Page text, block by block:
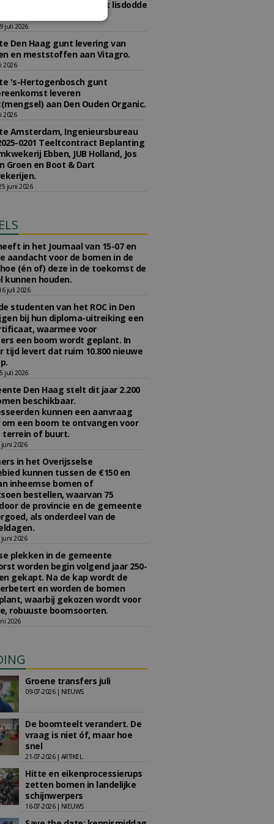
0290 concessie kweek lisdodde
juli 2026
Den Haag gunt levering van
en meststoffen aan Vitagro.
2026
's-Hertogenbosch gunt
leveren
aan Den Ouden Organic.
2026
Amsterdam, Ingenieursbureau
0201 Teeltcontract Beplanting
Ebben, JUB Holland, Jos
Groen en Boot & Dart
juni 2026
in het Journaal van 15-07 en
aandacht voor de bomen in de
(én of) deze in de toekomst de
kunnen houden.
juli 2026
studenten van het ROC in Den
bij hun diploma-uitreiking een
waarmee voor
een boom wordt geplant. In
tijd levert dat ruim 10.800 nieuwe
juli 2026
Den Haag stelt dit jaar 2.200
beschikbaar.
kunnen een aanvraag
om een boom te ontvangen voor
terrein of buurt.
2026
in het Overijsselse
kunnen tussen de €150 en
inheemse bomen of
bestellen, waarvan 75
de provincie en de gemeente
als onderdeel van de
2026
plekken in de gemeente
worden begin volgend jaar 250-
gekapt. Na de kap wordt de
en worden de bomen
waarbij gekozen wordt voor
robuuste boomsoorten.
2026
Groene transfers juli
09-07-2026 | NIEUWS
De boomteelt verandert. De
vraag is niet óf, maar hoe
snel
21-07-2026 | ARTIKEL
Hitte en eikenprocessierups
zetten bomen in landelijke
schijnwerpers
16-07-2026 | NIEUWS